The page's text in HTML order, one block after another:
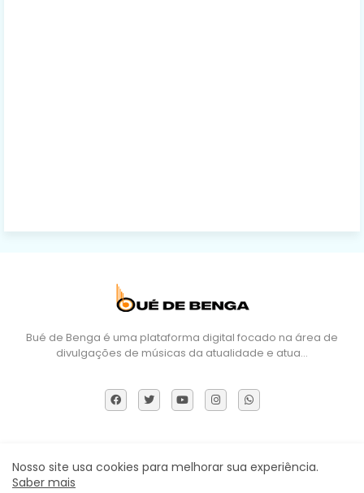
Bué de Benga é uma plataforma digital focado na área de
divulgações de músicas da atualidade e atua…
Sobre Nós DMCA Termos e Políticas Contactos
Nosso site usa cookies para melhorar sua experiência.
Saber mais